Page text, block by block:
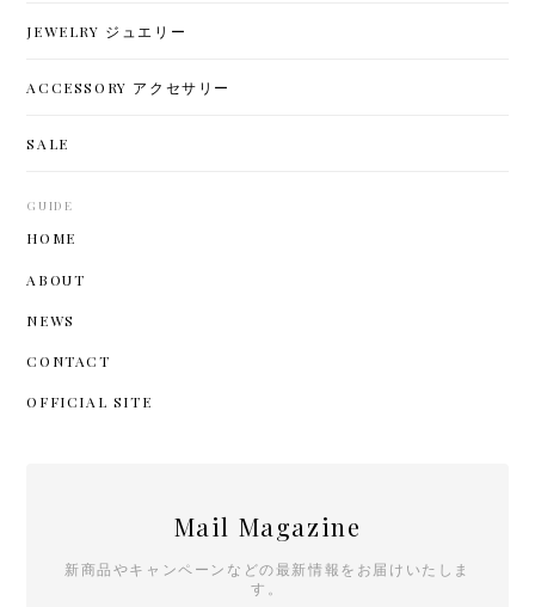
JEWELRY ジュエリー
ACCESSORY アクセサリー
SALE
GUIDE
HOME
ABOUT
NEWS
CONTACT
OFFICIAL SITE
Mail Magazine
新商品やキャンペーンなどの最新情報をお届けいたしま
す。